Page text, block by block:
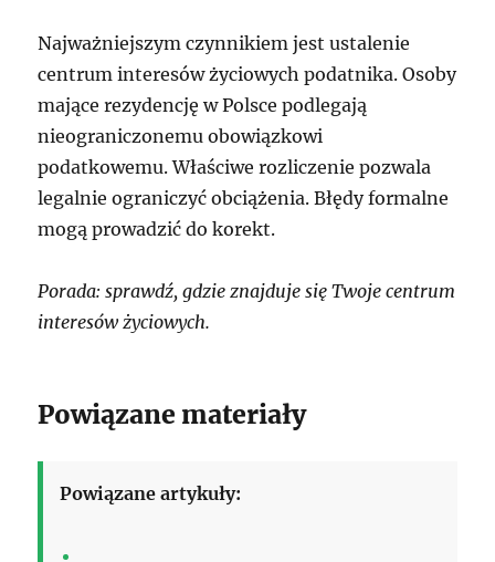
Najważniejszym czynnikiem jest ustalenie
centrum interesów życiowych podatnika. Osoby
mające rezydencję w Polsce podlegają
nieograniczonemu obowiązkowi
podatkowemu. Właściwe rozliczenie pozwala
legalnie ograniczyć obciążenia. Błędy formalne
mogą prowadzić do korekt.
Porada: sprawdź, gdzie znajduje się Twoje centrum
interesów życiowych.
Powiązane materiały
Powiązane artykuły: